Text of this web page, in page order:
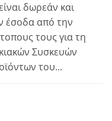
δωρεάν και
έσοδα από την
τους για τη
Συσκευών
του...